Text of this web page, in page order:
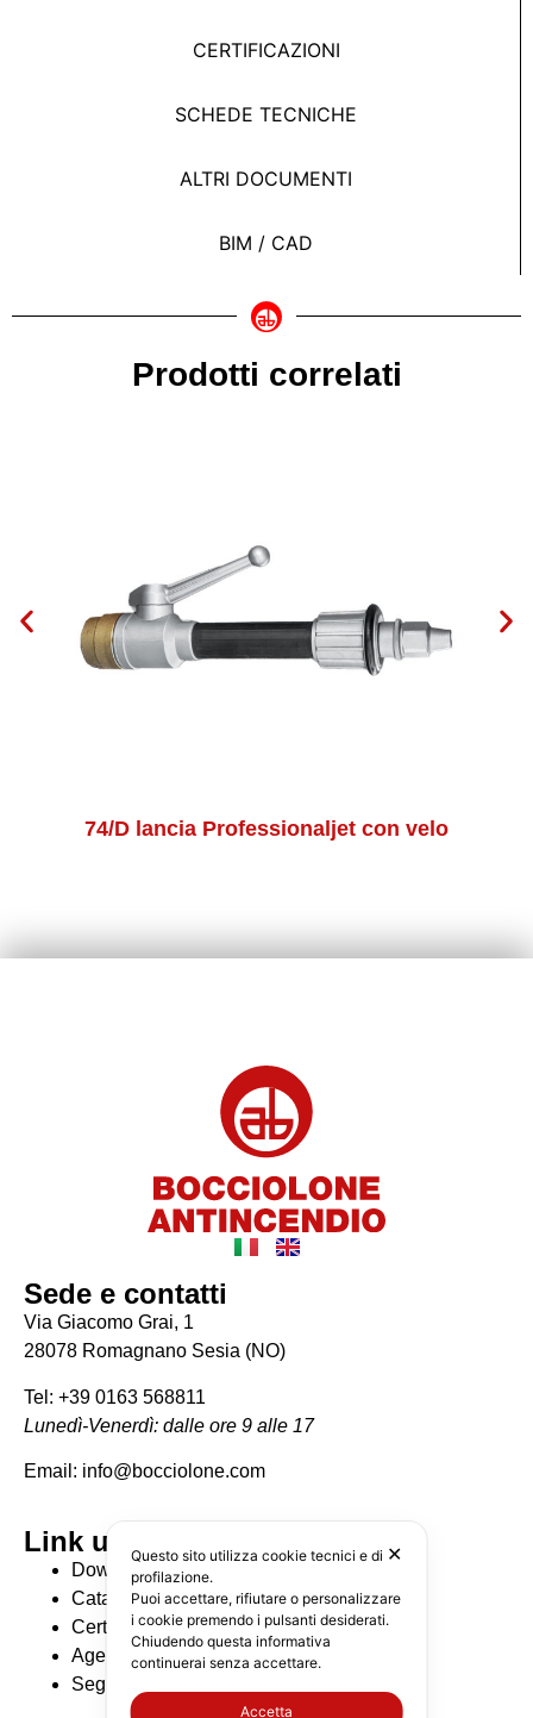
CERTIFICAZIONI
SCHEDE TECNICHE
ALTRI DOCUMENTI
BIM / CAD
Prodotti correlati
74/D lancia Professionaljet con velo
Sede e contatti
Via Giacomo Grai, 1
28078 Romagnano Sesia (NO)
Tel: +39 0163 568811
Lunedì-Venerdì: dalle ore 9 alle 17
Email: info@bocciolone.com
Link utili
Download Cataloghi
Catalogo BIM
Certificazioni
Agenti di zona
Seguici su Linkedin
✕
Questo sito utilizza cookie tecnici e di
profilazione.
Puoi accettare, rifiutare o personalizzare
i cookie premendo i pulsanti desiderati.
Chiudendo questa informativa
continuerai senza accettare.
Accetta